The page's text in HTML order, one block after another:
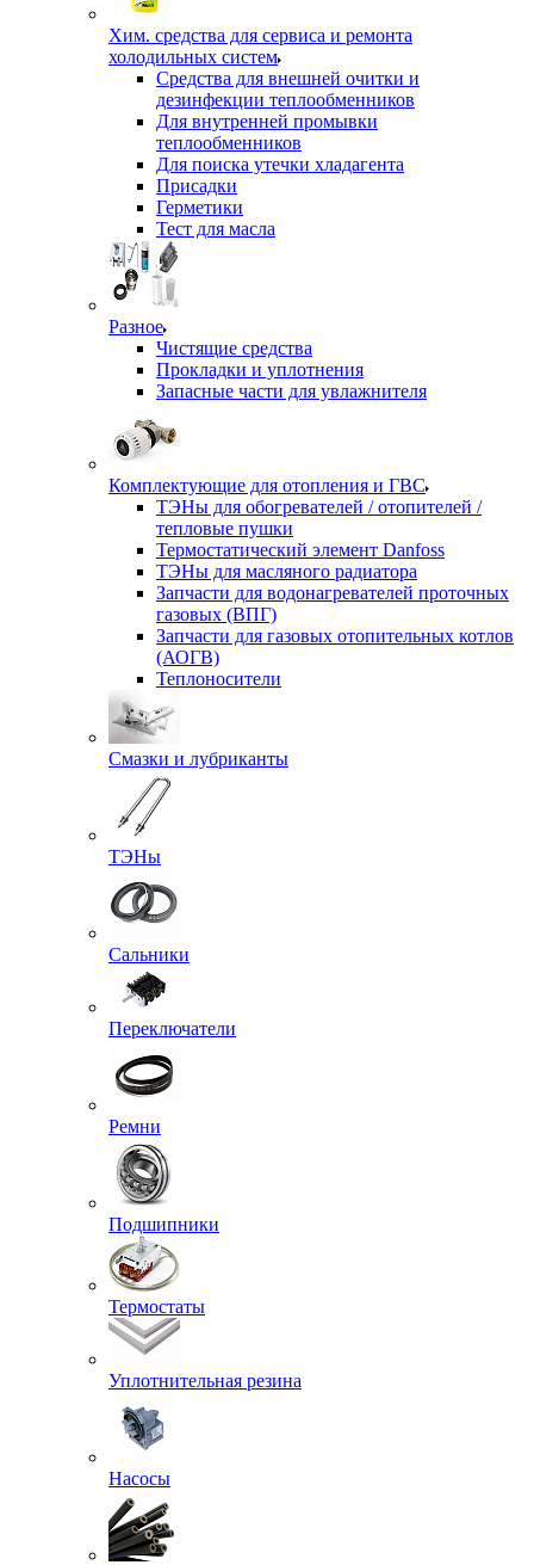
Хим. средства для сервиса и ремонта
холодильных систем
Средства для внешней очитки и
дезинфекции теплообменников
Для внутренней промывки
теплообменников
Для поиска утечки хладагента
Присадки
Герметики
Тест для масла
Разное
Чистящие средства
Прокладки и уплотнения
Запасные части для увлажнителя
Комплектующие для отопления и ГВС
ТЭНы для обогревателей / отопителей /
тепловые пушки
Термостатический элемент Danfoss
ТЭНы для масляного радиатора
Запчасти для водонагревателей проточных
газовых (ВПГ)
Запчасти для газовых отопительных котлов
(АОГВ)
Теплоносители
Смазки и лубриканты
ТЭНы
Сальники
Переключатели
Ремни
Подшипники
Термостаты
Уплотнительная резина
Насосы